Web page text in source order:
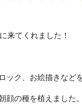
来てくれました！
ック、お絵描きなど
顔の種を植えました